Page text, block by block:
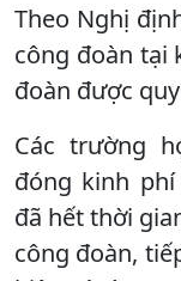
Theo Nghị
công đoàn tại
đoàn được
Các trường
đóng kinh
đã hết thời
công đoàn,